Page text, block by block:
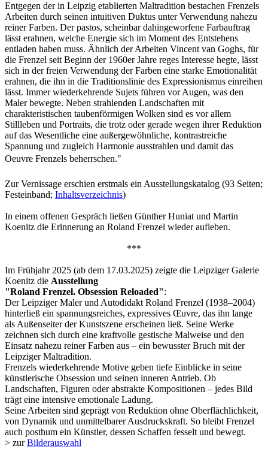
Entgegen der in Leipzig etablierten Maltradition bestachen Frenzels
Arbeiten durch seinen intuitiven Duktus unter Verwendung nahezu
reiner Farben. Der pastos, scheinbar dahingeworfene Farbauftrag
lässt erahnen, welche Energie sich im Moment des Entstehens
entladen haben muss. Ähnlich der Arbeiten Vincent van Goghs, für
die Frenzel seit Beginn der 1960er Jahre reges Interesse hegte, lässt
sich in der freien Verwendung der Farben eine starke Emotionalität
erahnen, die ihn in die Traditionslinie des Expressionismus einreihen
lässt. Immer wiederkehrende Sujets führen vor Augen, was den
Maler bewegte. Neben strahlenden Landschaften mit
charakteristischen taubenförmigen Wolken sind es vor allem
Stillleben und Portraits, die trotz oder gerade wegen ihrer Reduktion
auf das Wesentliche eine außergewöhnliche, kontrastreiche
Spannung und zugleich Harmonie ausstrahlen und damit das
Oeuvre Frenzels beherrschen."
Zur Vernissage erschien erstmals ein Ausstellungskatalog (93 Seiten;
Festeinband; Inhaltsverzeichnis)
In einem offenen Gespräch ließen Günther Huniat und Martin
Koenitz die Erinnerung an Roland Frenzel wieder aufleben.
***
Im Frühjahr 2025 (ab dem 17.03.2025) zeigte die Leipziger Galerie
Koenitz die Ausstellung
"Roland Frenzel. Obsession Reloaded":
Der Leipziger Maler und Autodidakt Roland Frenzel (1938–2004)
hinterließ ein spannungsreiches, expressives Œuvre, das ihn lange
als Außenseiter der Kunstszene erscheinen ließ. Seine Werke
zeichnen sich durch eine kraftvolle gestische Malweise und den
Einsatz nahezu reiner Farben aus – ein bewusster Bruch mit der
Leipziger Maltradition.
Frenzels wiederkehrende Motive geben tiefe Einblicke in seine
künstlerische Obsession und seinen inneren Antrieb. Ob
Landschaften, Figuren oder abstrakte Kompositionen – jedes Bild
trägt eine intensive emotionale Ladung.
Seine Arbeiten sind geprägt von Reduktion ohne Oberflächlichkeit,
von Dynamik und unmittelbarer Ausdruckskraft. So bleibt Frenzel
auch posthum ein Künstler, dessen Schaffen fesselt und bewegt.
> zurBilderauswahl